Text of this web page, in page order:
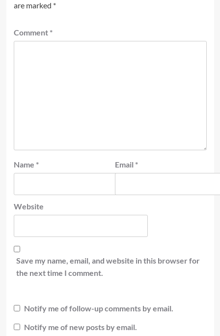
are marked *
Comment *
Name * Email *
Website
Save my name, email, and website in this browser for
the next time I comment.
Notify me of follow-up comments by email.
Notify me of new posts by email.